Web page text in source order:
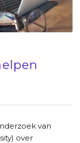
van
over